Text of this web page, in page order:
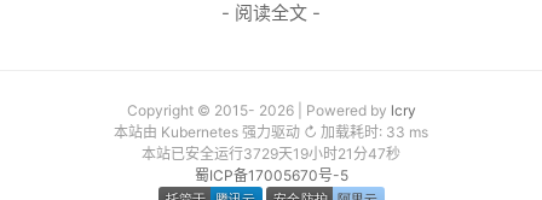
归档
留言
- 阅读全文 -
Copyright © 2015- 2026 | Powered by lcry
本站由 Kubernetes 强力驱动 ↻ 加载耗时: 33 ms
本站已安全运行3729天19小时21分47秒
蜀ICP备17005670号-5